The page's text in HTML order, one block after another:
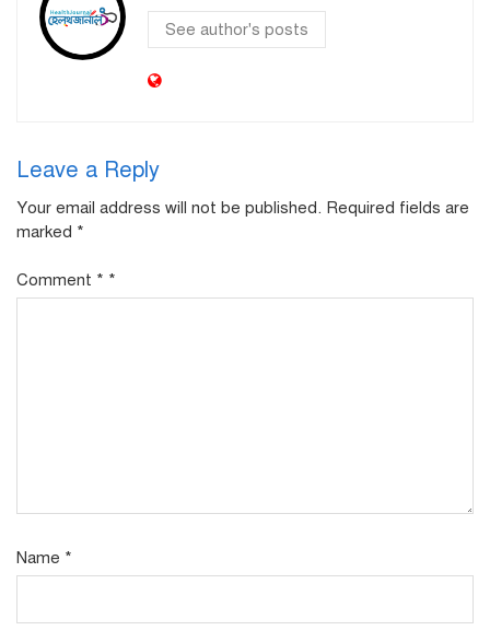
See author's posts
Leave a Reply
Your email address will not be published. Required fields are
marked *
Comment * *
Name *